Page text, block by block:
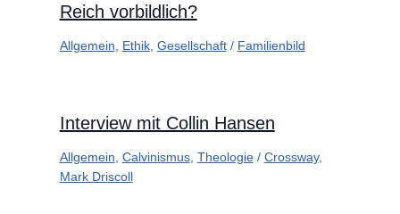
Reich vorbildlich?
Allgemein Ethik, Gesellschaft/ Familienbild
Interview mit Collin Hansen
Allgemein Calvinismus, Theologie/ Crossway,
Mark Driscoll